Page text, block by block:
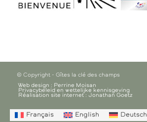
© Copyright - Gîtes la clé des champs
Web design : Perrine Moisan
Privacybeleid en wettelijke kennisgeving
Réalisation site internet : Jonathan Goetz
Français English Deutsch